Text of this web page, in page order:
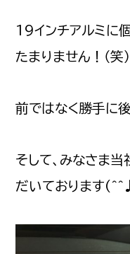
19インチアルミに
たまりません！（笑）
前ではなく勝手に
そして、みなさま
だいております